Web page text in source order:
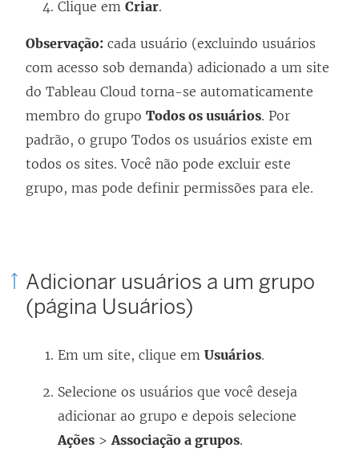
n
o
v
j
n
)
b
e
e
m
n
o
v
a
e
l
)
Clique em Criar.
Observação: cada usuário (excluindo usuários
com acesso sob demanda) adicionado a um site
do Tableau Cloud torna-se automaticamente
membro do grupo Todos os usuários. Por
padrão, o grupo Todos os usuários existe em
todos os sites. Você não pode excluir este
grupo, mas pode definir permissões para ele.
Adicionar usuários a um grupo
(página Usuários)
Em um site, clique em Usuários.
Selecione os usuários que você deseja
adicionar ao grupo e depois selecione
Ações >Associação a grupos.